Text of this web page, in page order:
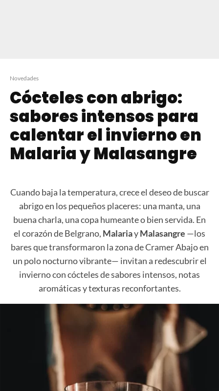
Novedades
Cócteles con abrigo:
sabores intensos para
calentar el invierno en
Malaria y Malasangre
Cuando baja la temperatura, crece el deseo de buscar
abrigo en los pequeños placeres: una manta, una
buena charla, una copa humeante o bien servida. En
el corazón de Belgrano, MalariayMalasangre —los
bares que transformaron la zona de Cramer Abajo en
un polo nocturno vibrante— invitan a redescubrir el
invierno con cócteles de sabores intensos, notas
aromáticas y texturas reconfortantes.